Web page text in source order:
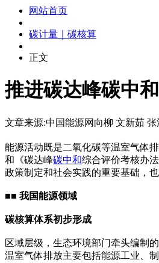
网站首页
碳计量｜碳核算
正文
推进碳达峰碳中
文章来源:中国能源网 向柳 文新茹 张
能源活动既是二氧化碳等温室气体
和《碳达峰碳中和综合评价考核办
政策制定和社会实践的重要基础，
■■ 我国能源领域
碳核算体系初步形成
区域层级，生态环境部门牵头编制
温室气体排放主要包括能源工业、